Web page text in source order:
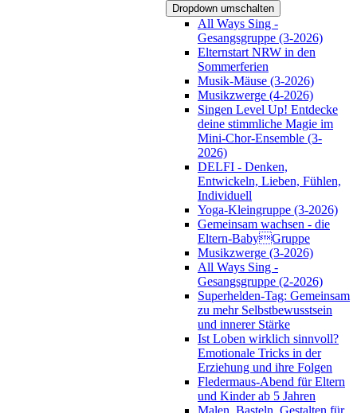
Dropdown umschalten
All Ways Sing -
Gesangsgruppe (3-2026)
Elternstart NRW in den
Sommerferien
Musik-Mäuse (3-2026)
Musikzwerge (4-2026)
Singen Level Up! Entdecke
deine stimmliche Magie im
Mini-Chor-Ensemble (3-
2026)
DELFI - Denken,
Entwickeln, Lieben, Fühlen,
Individuell
Yoga-Kleingruppe (3-2026)
Gemeinsam wachsen - die
Eltern-BabyGruppe
Musikzwerge (3-2026)
All Ways Sing -
Gesangsgruppe (2-2026)
Superhelden-Tag: Gemeinsam
zu mehr Selbstbewusstsein
und innerer Stärke
Ist Loben wirklich sinnvoll?
Emotionale Tricks in der
Erziehung und ihre Folgen
Fledermaus-Abend für Eltern
und Kinder ab 5 Jahren
Malen, Basteln, Gestalten für